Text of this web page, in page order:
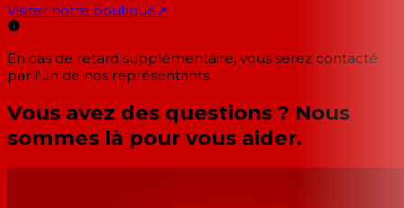
Visiter notre boutique↗
En cas de retard supplémentaire, vous serez contacté
par l'un de nos représentants.
Vous avez des questions ? Nous
sommes là pour vous aider.